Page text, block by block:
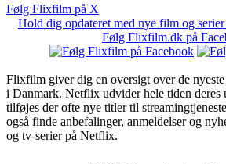
Følg Flixfilm på X
Hold dig opdateret med nye film og
Følg Flixfilm.dk på
Flixfilm giver dig en oversigt over de
i Danmark. Netflix udvider hele tiden deres
tilføjes der ofte nye titler til
også finde anbefalinger, anmeldelser og
og tv-serier på Netflix.